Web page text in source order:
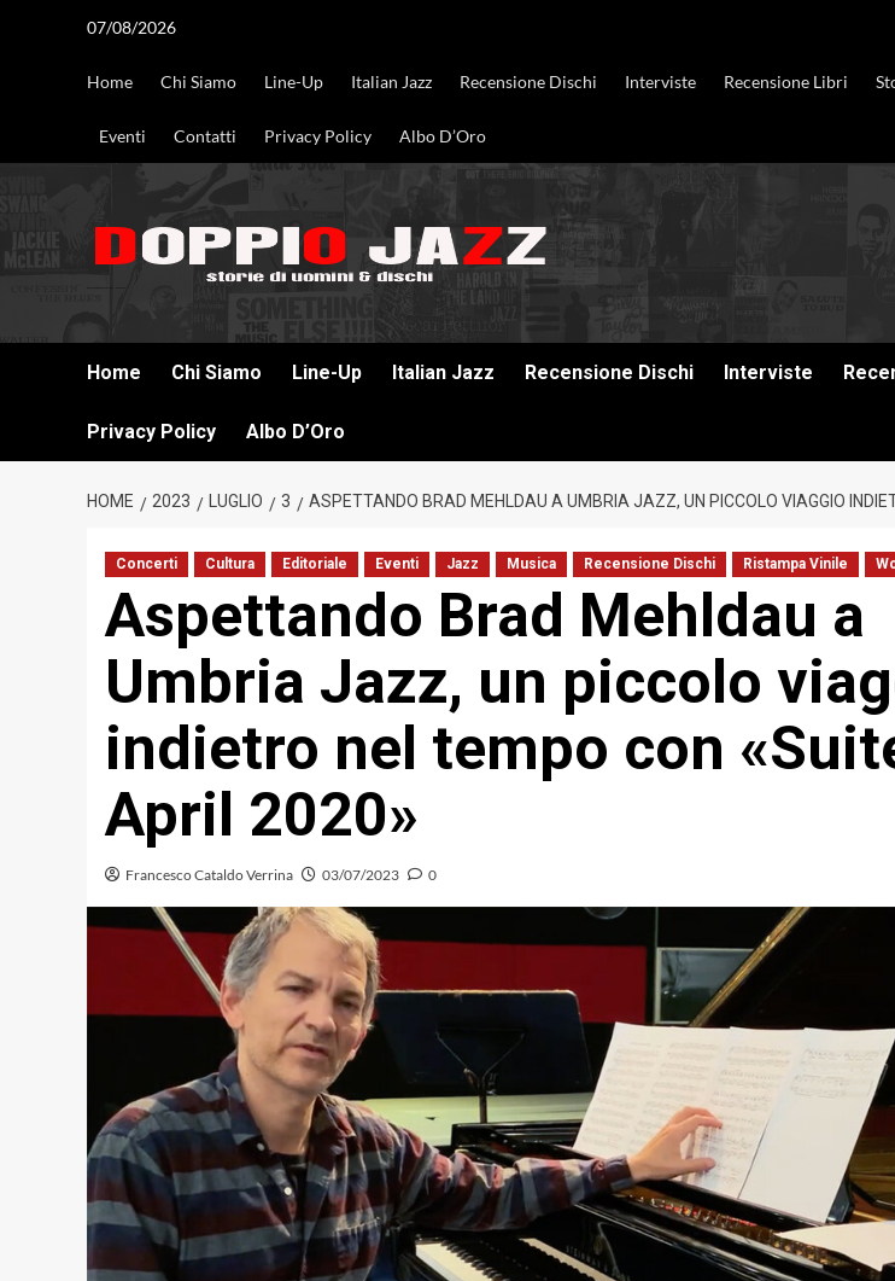
07/08/2026
Home Chi Siamo Line-Up Italian Jazz Recensione Dischi Interviste Recensione Libri
Eventi Contatti Privacy Policy Albo D’Oro
Home Chi Siamo Line-Up Italian Jazz Recensione Dischi Interviste
Privacy Policy Albo D’Oro
HOME 2023 LUGLIO 3 ASPETTANDO BRAD MEHLDAU A UMBRIA JAZZ, UN PICCOLO VIAGGIO
Concerti Cultura Editoriale Eventi Jazz Musica Recensione Dischi Ristampa Vinile
Aspettando Brad Mehldau a
Umbria Jazz, un piccolo
indietro nel tempo con
April 2020»
Francesco Cataldo Verrina 03/07/2023 0